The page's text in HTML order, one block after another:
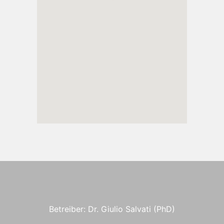
Betreiber: Dr. Giulio Salvati (PhD)